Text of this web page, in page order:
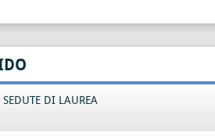
DI LAUREA